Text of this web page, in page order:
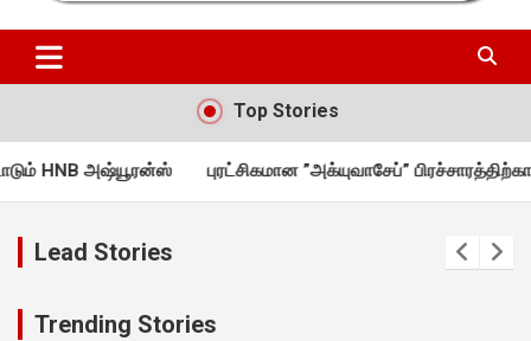
Sri Lanka News
Top Stories
புரட்சிகமான ”அக்யுவாசேப்” பிரச்சாரத்திற்காக எப்பி
Lead Stories
Trending Stories